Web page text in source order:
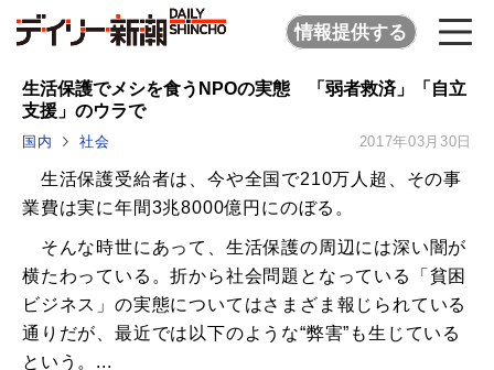
情報提供する
生活保護でメシを食うNPOの実態 「弱者救済」「自立
支援」のウラで
国内 社会 2017年03月30日
生活保護受給者は、今や全国で210万人超、その事
業費は実に年間3兆8000億円にのぼる。
そんな時世にあって、生活保護の周辺には深い闇が
横たわっている。折から社会問題となっている「貧困
ビジネス」の実態についてはさまざま報じられている
通りだが、最近では以下のような“弊害”も生じている
という。...